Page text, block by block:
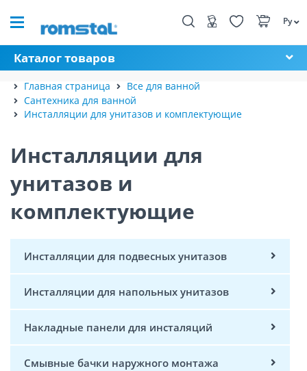
Ру
Каталог товаров
Главная страница
Все для ванной
Сантехника для ванной
Инсталляции для унитазов и комплектующие
Инсталляции для
унитазов и
комплектующие
Инсталляции для подвесных унитазов
Инсталляции для напольных унитазов
Накладные панели для инсталяций
Смывные бачки наружного монтажа